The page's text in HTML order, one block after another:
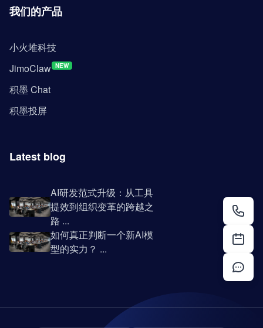
我们的产品
小火堆科技
JimoClaw NEW
积墨 Chat
积墨投屏
Latest blog
AI研发范式升级：从工具
提效到组织变革的跨越之
路 ...
如何真正判断一个新AI模
型的实力？ ...